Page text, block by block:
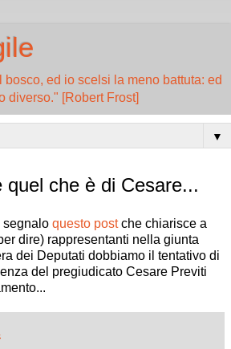
ed io scelsi la meno battuta: ed
diverso." [Robert Frost]
▼
quel che è di Cesare...
segnalo questo postche chiarisce a
dire) rappresentanti nella giunta
dei Deputati dobbiamo il tentativo di
del pregiudicato Cesare Previti